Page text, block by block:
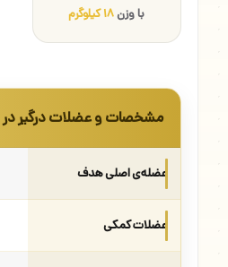
با وزن۱۸ کیلوگرم
مشخصات و عضلات درگیر در
عضله‌ی اصلی هدف
عضلات کمکی